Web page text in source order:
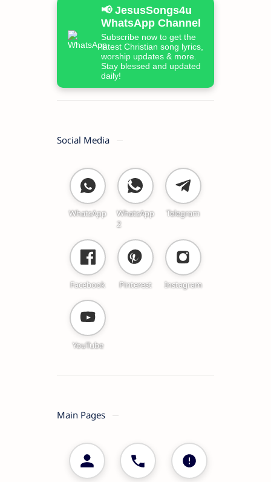
📢 JesusSongs4u
WhatsApp Channel
Subscribe now to get the
latest Christian song lyrics,
worship updates & more.
Stay blessed and updated
daily!
Social Media
WhatsApp
WhatsApp
2
Telegram
Facebook Pinterest Instagram
YouTube
Main Pages